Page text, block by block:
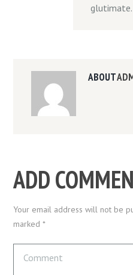
glutimate.
ABOUT
ADD
Your email address will not be
marked *